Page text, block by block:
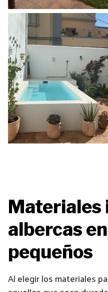
Materiales
albercas
pequeños
Al elegir los materiales